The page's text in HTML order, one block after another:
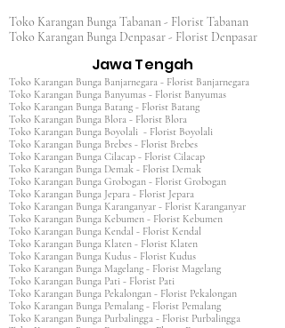
Toko Karangan Bunga Tabanan - Florist Tabanan
Toko Karangan Bunga Denpasar - Florist Denpasar
Jawa Tengah
Toko Karangan Bunga Banjarnegara - Florist Banjarnegara
Toko Karangan Bunga Banyumas - Florist Banyumas
Toko Karangan Bunga Batang - Florist Batang
Toko Karangan Bunga Blora - Florist Blora
Toko Karangan Bunga Boyolali - Florist Boyolali
Toko Karangan Bunga Brebes - Florist Brebes
Toko Karangan Bunga Cilacap - Florist Cilacap
Toko Karangan Bunga Demak - Florist Demak
Toko Karangan Bunga Grobogan - Florist Grobogan
Toko Karangan Bunga Jepara - Florist Jepara
Toko Karangan Bunga Karanganyar - Florist Karanganyar
Toko Karangan Bunga Kebumen - Florist Kebumen
Toko Karangan Bunga Kendal - Florist Kendal
Toko Karangan Bunga Klaten - Florist Klaten
Toko Karangan Bunga Kudus - Florist Kudus
Toko Karangan Bunga Magelang - Florist Magelang
Toko Karangan Bunga Pati - Florist Pati
Toko Karangan Bunga Pekalongan - Florist Pekalongan
Toko Karangan Bunga Pemalang - Florist Pemalang
Toko Karangan Bunga Purbalingga - Florist Purbalingga